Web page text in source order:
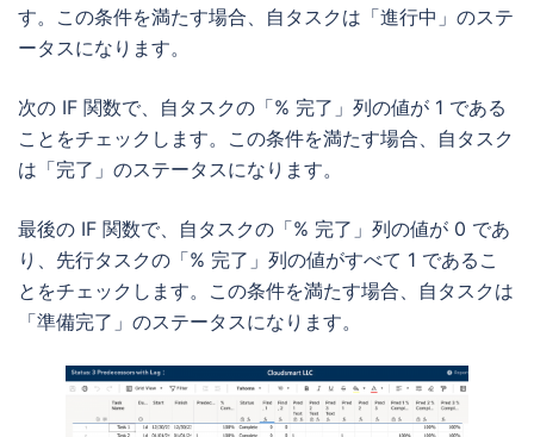
す。この条件を満たす場合、自タスクは「進行中」のステ
ータスになります。
次の IF 関数で、自タスクの「% 完了」列の値が 1 である
ことをチェックします。この条件を満たす場合、自タスク
は「完了」のステータスになります。
最後の IF 関数で、自タスクの「% 完了」列の値が 0 であ
り、先行タスクの「% 完了」列の値がすべて 1 であるこ
とをチェックします。この条件を満たす場合、自タスクは
「準備完了」のステータスになります。